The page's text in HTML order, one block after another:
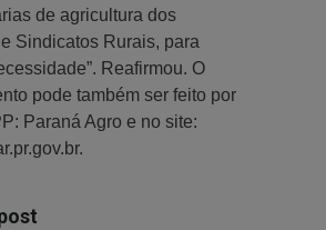
de agricultura dos
Sindicatos Rurais, para
Reafirmou. O
pode também ser feito por
Paraná Agro e no site: